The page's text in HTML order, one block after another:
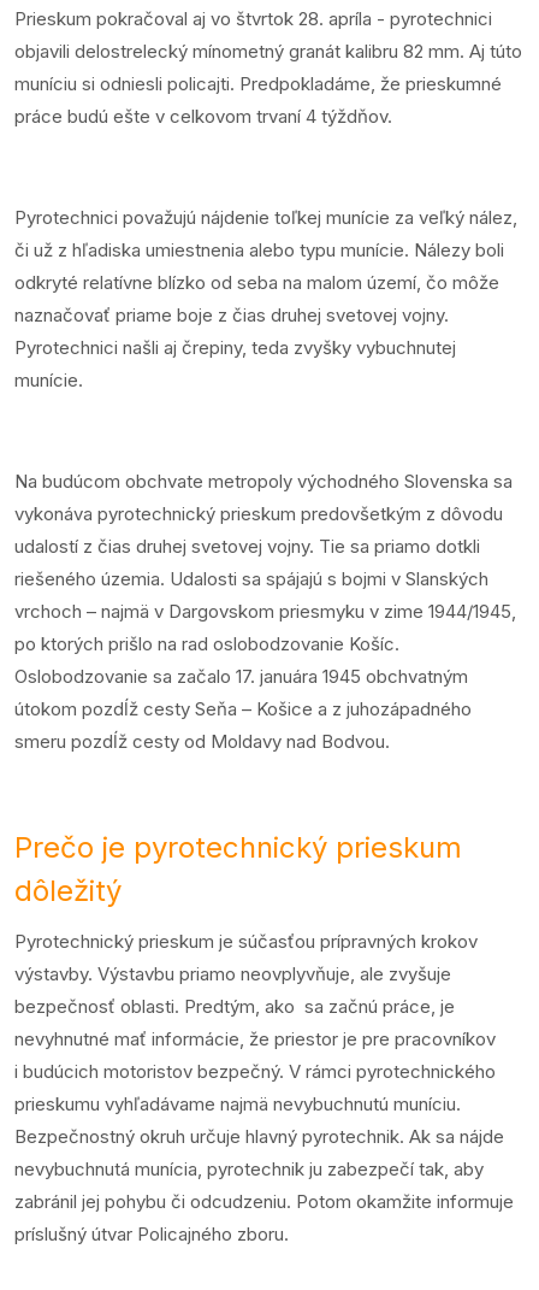
Prieskum pokračoval aj vo štvrtok 28. apríla - pyrotechnici
objavili delostrelecký mínometný granát kalibru 82 mm. Aj túto
muníciu si odniesli policajti. Predpokladáme, že prieskumné
práce budú ešte v celkovom trvaní 4 týždňov.
Pyrotechnici považujú nájdenie toľkej munície za veľký nález,
či už z hľadiska umiestnenia alebo typu munície. Nálezy boli
odkryté relatívne blízko od seba na malom území, čo môže
naznačovať priame boje z čias druhej svetovej vojny.
Pyrotechnici našli aj črepiny, teda zvyšky vybuchnutej
munície.
Na budúcom obchvate metropoly východného Slovenska sa
vykonáva pyrotechnický prieskum predovšetkým z dôvodu
udalostí z čias druhej svetovej vojny. Tie sa priamo dotkli
riešeného územia. Udalosti sa spájajú s bojmi v Slanských
vrchoch – najmä v Dargovskom priesmyku v zime 1944/1945,
po ktorých prišlo na rad oslobodzovanie Košíc.
Oslobodzovanie sa začalo 17. januára 1945 obchvatným
útokom pozdĺž cesty Seňa – Košice a z juhozápadného
smeru pozdĺž cesty od Moldavy nad Bodvou.
Prečo je pyrotechnický prieskum
dôležitý
Pyrotechnický prieskum je súčasťou prípravných krokov
výstavby. Výstavbu priamo neovplyvňuje, ale zvyšuje
bezpečnosť oblasti. Predtým, ako sa začnú práce, je
nevyhnutné mať informácie, že priestor je pre pracovníkov
i budúcich motoristov bezpečný. V rámci pyrotechnického
prieskumu vyhľadávame najmä nevybuchnutú muníciu.
Bezpečnostný okruh určuje hlavný pyrotechnik. Ak sa nájde
nevybuchnutá munícia, pyrotechnik ju zabezpečí tak, aby
zabránil jej pohybu či odcudzeniu. Potom okamžite informuje
príslušný útvar Policajného zboru.